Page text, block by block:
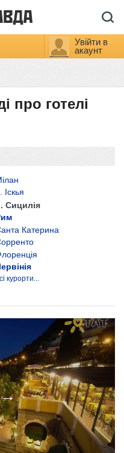
Увійти в
акаунт
про готелі
Іскья
Сицилія
Катерина
курорти...
→